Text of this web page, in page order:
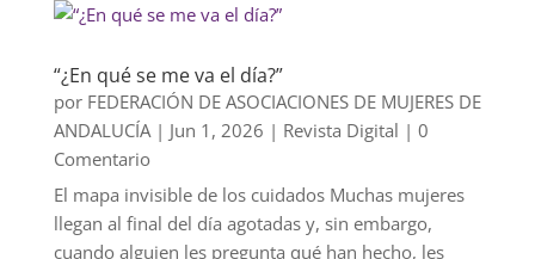
“¿En qué se me va el día?”
por FEDERACIÓN DE ASOCIACIONES DE MUJERES DE
ANDALUCÍA| Jun 1, 2026 | Revista Digital | 0
Comentario
El mapa invisible de los cuidados Muchas mujeres
llegan al final del día agotadas y, sin embargo,
cuando alguien les pregunta qué han hecho, les